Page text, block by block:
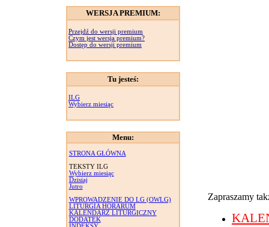
WERSJA PREMIUM:
Przejdź do wersji premium
Czym jest wersja premium?
Dostęp do wersji premium
Tu jesteś:
ILG
Wybierz miesiąc
Menu:
STRONA GŁÓWNA
TEKSTY ILG
Wybierz miesiąc
Dzisiaj
Jutro
WPROWADZENIE DO LG (OWLG)
LITURGIA HORARUM
KALENDARZ LITURGICZNY
DODATEK
Zapraszamy